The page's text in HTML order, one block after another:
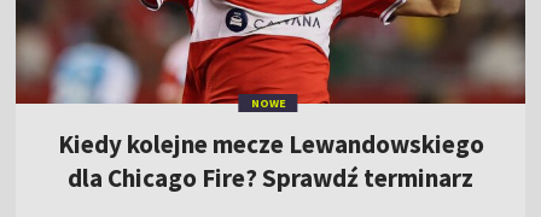
NOWE
Kiedy kolejne mecze Lewandowskiego
dla Chicago Fire? Sprawdź terminarz